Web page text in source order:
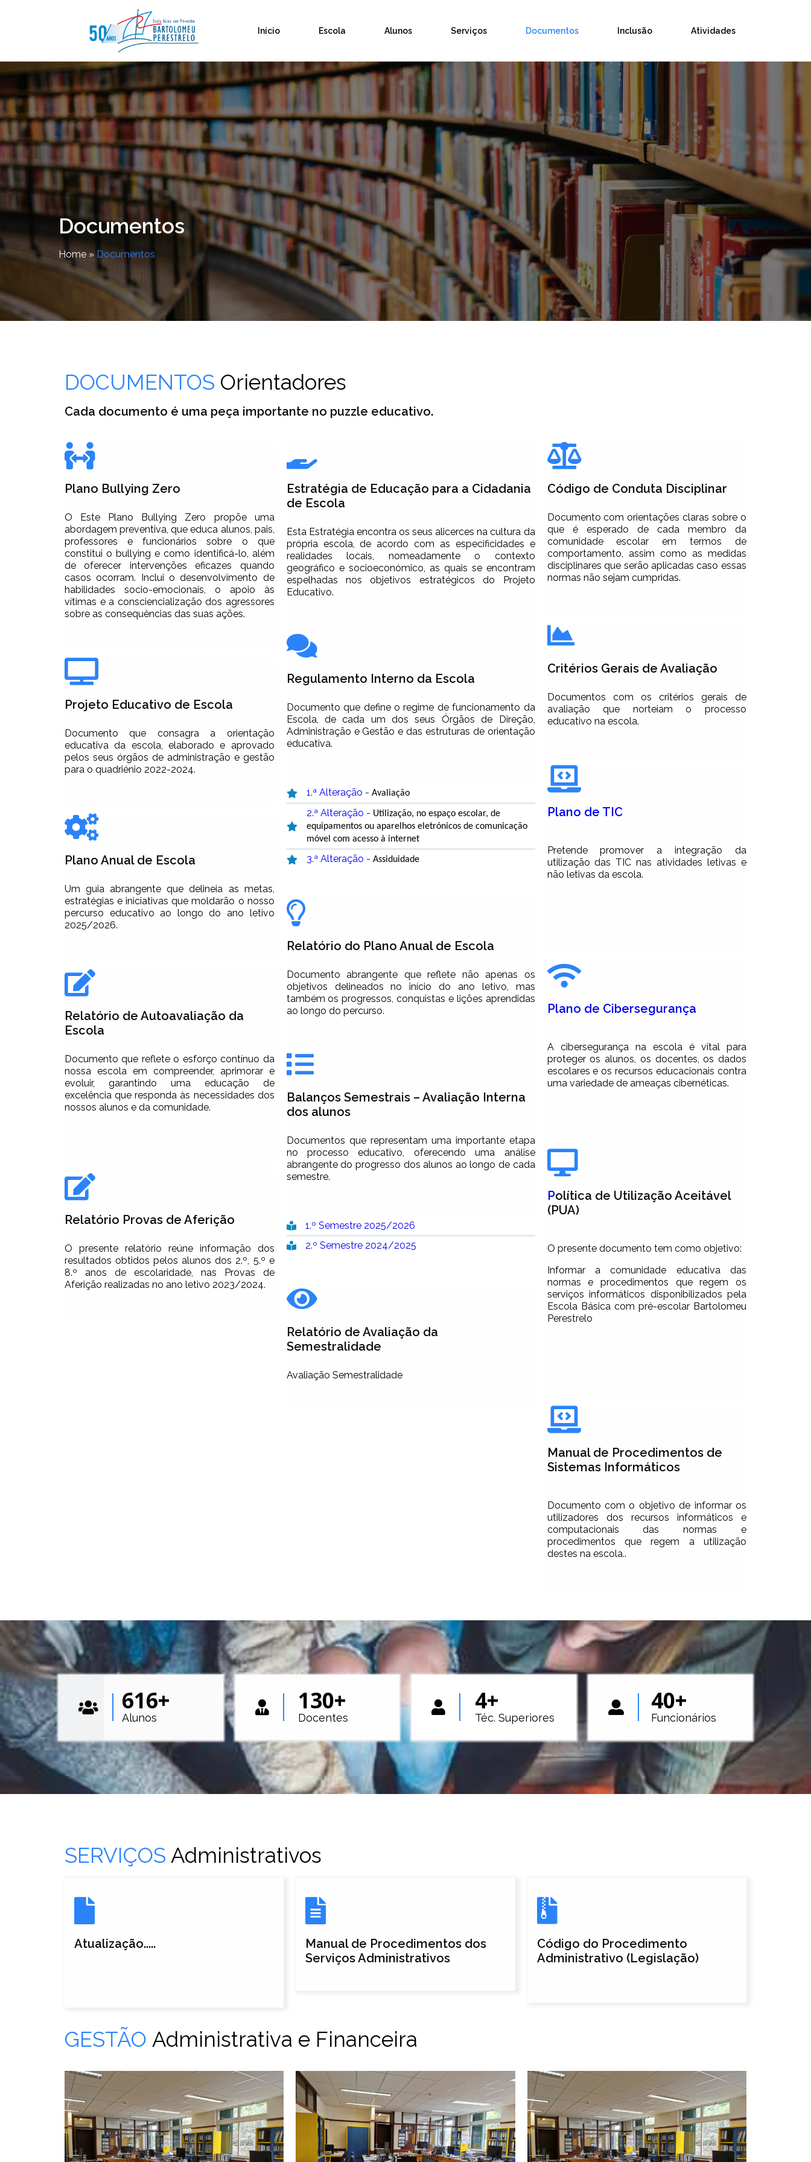
Início Escola Alunos Serviços Documentos Inclusão Atividades
Documentos
Home » Documentos
DOCUMENTOS Orientadores
Cada documento é uma peça importante no puzzle educativo.
Plano Bullying Zero
O Este Plano Bullying Zero propõe uma
abordagem preventiva, que educa alunos, pais,
professores e funcionários sobre o que
constitui o bullying e como identificá-lo, além
de oferecer intervenções eficazes quando
casos ocorram. Inclui o desenvolvimento de
habilidades socio-emocionais, o apoio às
vítimas e a consciencialização dos agressores
sobre as consequências das suas ações.
Projeto Educativo de Escola
Documento que consagra a orientação
educativa da escola, elaborado e aprovado
pelos seus órgãos de administração e gestão
para o quadriénio 2022-2024.
Plano Anual de Escola
Um guia abrangente que delineia as metas,
estratégias e iniciativas que moldarão o nosso
percurso educativo ao longo do ano letivo
2025/2026.
Relatório de Autoavaliação da
Escola
Documento que reflete o esforço contínuo da
nossa escola em compreender, aprimorar e
evoluir, garantindo uma educação de
excelência que responda às necessidades dos
nossos alunos e da comunidade.
Relatório Provas de Aferição
O presente relatório reúne informação dos
resultados obtidos pelos alunos dos 2.º, 5.º e
8.º anos de escolaridade, nas Provas de
Aferição realizadas no ano letivo 2023/2024.
Estratégia de Educação para a Cidadania
de Escola
Esta Estratégia encontra os seus alicerces na cultura da
própria escola, de acordo com as especificidades e
realidades locais, nomeadamente o contexto
geográfico e socioeconómico, as quais se encontram
espelhadas nos objetivos estratégicos do Projeto
Educativo.
Regulamento Interno da Escola
Documento que define o regime de funcionamento da
Escola, de cada um dos seus Órgãos de Direção,
Administração e Gestão e das estruturas de orientação
educativa.
1.ª Alteração - Avaliação
2.ª Alteração - Utilização, no espaço escolar, de
equipamentos ou aparelhos eletrónicos de comunicação
móvel com acesso à internet
3.ª Alteração - Assiduidade
Relatório do Plano Anual de Escola
Documento abrangente que reflete não apenas os
objetivos delineados no início do ano letivo, mas
também os progressos, conquistas e lições aprendidas
ao longo do percurso.
Balanços Semestrais – Avaliação Interna
dos alunos
Documentos que representam uma importante etapa
no processo educativo, oferecendo uma análise
abrangente do progresso dos alunos ao longo de cada
semestre.
1.º Semestre 2025/2026
2.º Semestre 2024/2025
Relatório de Avaliação da
Semestralidade
Avaliação Semestralidade
Código de Conduta Disciplinar
Documento com orientações claras sobre o
que é esperado de cada membro da
comunidade escolar em termos de
comportamento, assim como as medidas
disciplinares que serão aplicadas caso essas
normas não sejam cumpridas.
Critérios Gerais de Avaliação
Documentos com os critérios gerais de
avaliação que norteiam o processo
educativo na escola.
Plano de TIC
Pretende promover a integração da
utilização das TIC nas atividades letivas e
não letivas da escola.
Plano de Cibersegurança
A cibersegurança na escola é vital para
proteger os alunos, os docentes, os dados
escolares e os recursos educacionais contra
uma variedade de ameaças cibernéticas.
Política de Utilização Aceitável
(PUA)
O presente documento tem como objetivo:
Informar a comunidade educativa das
normas e procedimentos que regem os
serviços informáticos disponibilizados pela
Escola Básica com pré-escolar Bartolomeu
Perestrelo
Manual de Procedimentos de
Sistemas Informáticos
Documento com o objetivo de informar os
utilizadores dos recursos informáticos e
computacionais das normas e
procedimentos que regem a utilização
destes na escola..
616+
Alunos
130+
Docentes
4+
Téc. Superiores
40+
Funcionários
SERVIÇOS Administrativos
Atualização.....
Manual de Procedimentos dos
Serviços Administrativos
Código do Procedimento
Administrativo (Legislação)
GESTÃO Administrativa e Financeira